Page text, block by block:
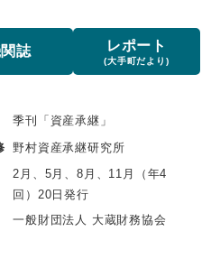
誌 レポート
(大手町だより)
季刊「資産承継」
野村資産承継研究所
2月、5月、8月、11月（年4
回）20日発行
一般財団法人 大蔵財務協会